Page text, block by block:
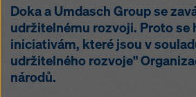
Doka a Umdasch Group se
udržitelnému rozvoji. Proto se
iniciativám, které jsou v
udržitelného rozvoje"
národů.